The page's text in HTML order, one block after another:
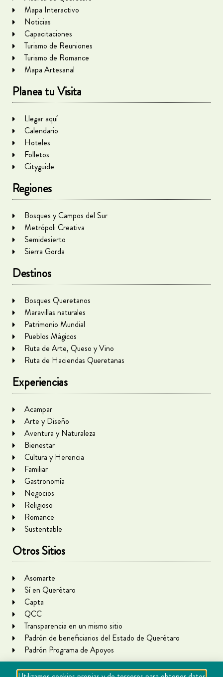
Mapa Interactivo
Noticias
Capacitaciones
Turismo de Reuniones
Turismo de Romance
Mapa Artesanal
Planea tu Visita
Llegar aquí
Calendario
Hoteles
Folletos
Cityguide
Regiones
Bosques y Campos del Sur
Metrópoli Creativa
Semidesierto
Sierra Gorda
Destinos
Bosques Queretanos
Maravillas naturales
Patrimonio Mundial
Pueblos Mágicos
Ruta de Arte, Queso y Vino
Ruta de Haciendas Queretanas
Experiencias
Acampar
Arte y Diseño
Aventura y Naturaleza
Bienestar
Cultura y Herencia
Familiar
Gastronomía
Negocios
Religioso
Romance
Sustentable
Otros Sitios
Asomarte
Sí en Querétaro
Capta
QCC
Transparencia en un mismo sitio
Padrón de beneficiarios del Estado de Querétaro
Padrón Programa de Apoyos